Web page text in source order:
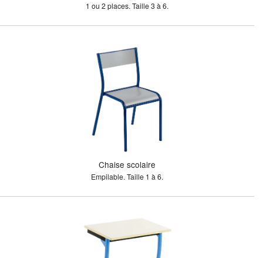
1 ou 2 places. Taille 3 à 6.
Chaise scolaire
Empilable. Taille 1 à 6.